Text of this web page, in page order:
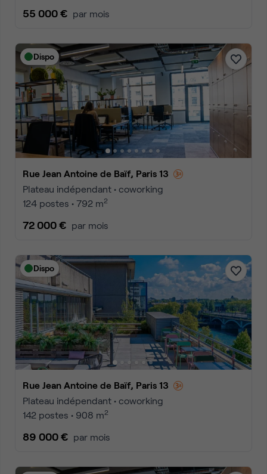
55 000 € par mois
Dispo
Rue Jean Antoine de Baïf, Paris 13
Plateau indépendant • coworking
124 postes • 792 m2
72 000 € par mois
Dispo
Rue Jean Antoine de Baïf, Paris 13
Plateau indépendant • coworking
142 postes • 908 m2
89 000 € par mois